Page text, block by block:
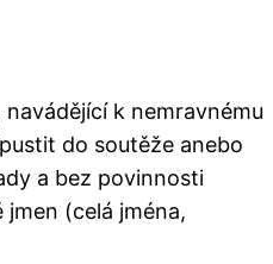
k nemravnému
do soutěže anebo
a bez povinnosti
(celá jména,